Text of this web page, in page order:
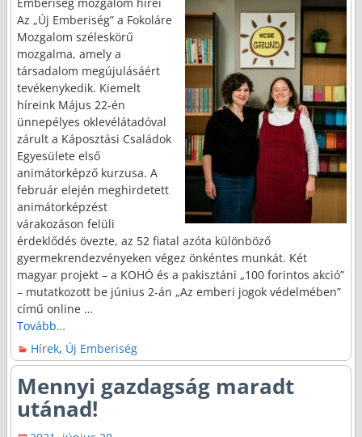
Az „Új Emberiség” a Fokoláre
Mozgalom széleskörű
mozgalma, amely a
társadalom megújulásáért
tevékenykedik. Kiemelt
híreink Május 22-én
ünnepélyes oklevélátadóval
zárult a Káposztási Családok
Egyesülete első
animátorképző kurzusa. A
február elején meghirdetett
animátorképzést
várakozáson felüli
érdeklődés övezte, az 52 fiatal azóta különböző
gyermekrendezvényeken végez önkéntes munkát. Két
magyar projekt – a KOHÓ és a pakisztáni „100 forintos akció”
– mutatkozott be június 2-án „Az emberi jogok védelmében”
című online …
Tovább…
Hírek, Új Emberiség
Mennyi gazdagság maradt
utánad!